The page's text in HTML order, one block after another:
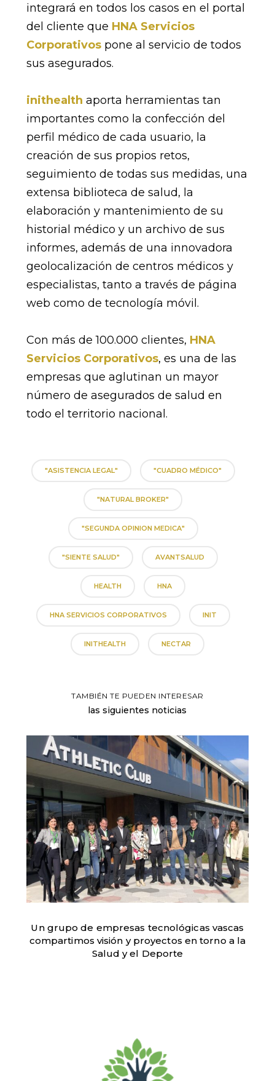
integrará en todos los casos en el portal
del cliente que HNA Servicios
Corporativos pone al servicio de todos
sus asegurados.
inithealth aporta herramientas tan
importantes como la confección del
perfil médico de cada usuario, la
creación de sus propios retos,
seguimiento de todas sus medidas, una
extensa biblioteca de salud, la
elaboración y mantenimiento de su
historial médico y un archivo de sus
informes, además de una innovadora
geolocalización de centros médicos y
especialistas, tanto a través de página
web como de tecnología móvil.
Con más de 100.000 clientes, HNA
Servicios Corporativos, es una de las
empresas que aglutinan un mayor
número de asegurados de salud en
todo el territorio nacional.
"ASISTENCIA LEGAL" "CUADRO MÉDICO"
"NATURAL BROKER"
"SEGUNDA OPINION MEDICA"
"SIENTE SALUD" AVANTSALUD
HEALTH HNA
HNA SERVICIOS CORPORATIVOS INIT
INITHEALTH NECTAR
TAMBIÉN TE PUEDEN INTERESAR
las siguientes noticias
Un grupo de empresas tecnológicas vascas
compartimos visión y proyectos en torno a la
Salud y el Deporte